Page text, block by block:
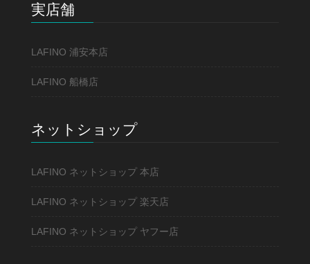
実店舗
LAFINO 浦安本店
LAFINO 船橋店
ネットショップ
LAFINO ネットショップ 本店
LAFINO ネットショップ 楽天店
LAFINO ネットショップ ヤフー店